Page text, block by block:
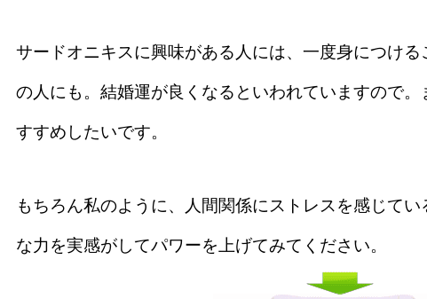
サードオニキスに興味がある人には、一度身につけ
の人にも。結婚運が良くなるといわれていますので
すすめしたいです。
もちろん私のように、人間関係にストレスを感じて
な力を実感がしてパワーを上げてみてください。